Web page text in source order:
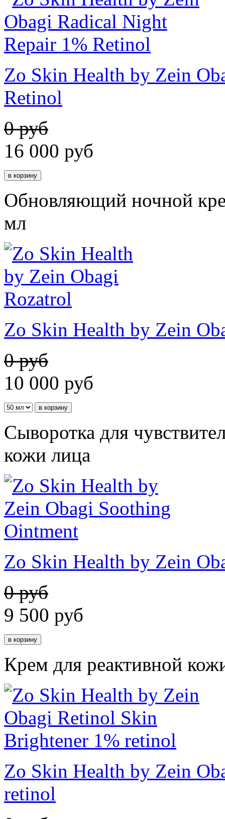
Zo Skin Health by Zein
Retinol
0 руб
16 000 руб
Обновляющий ночной
мл
Zo Skin Health by Zein
0 руб
10 000 руб
Сыворотка для
кожи лица
Zo Skin Health by Zein
0 руб
9 500 руб
Крем для реактивной
Zo Skin Health by Zein
retinol